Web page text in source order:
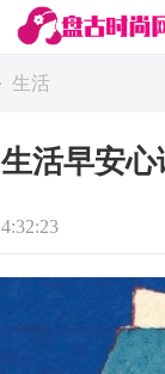
生活
活早安心